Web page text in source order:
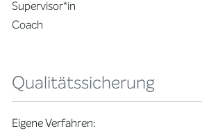
Supervisor*in
Coach
Qualitätssicherung
Eigene Verfahren: